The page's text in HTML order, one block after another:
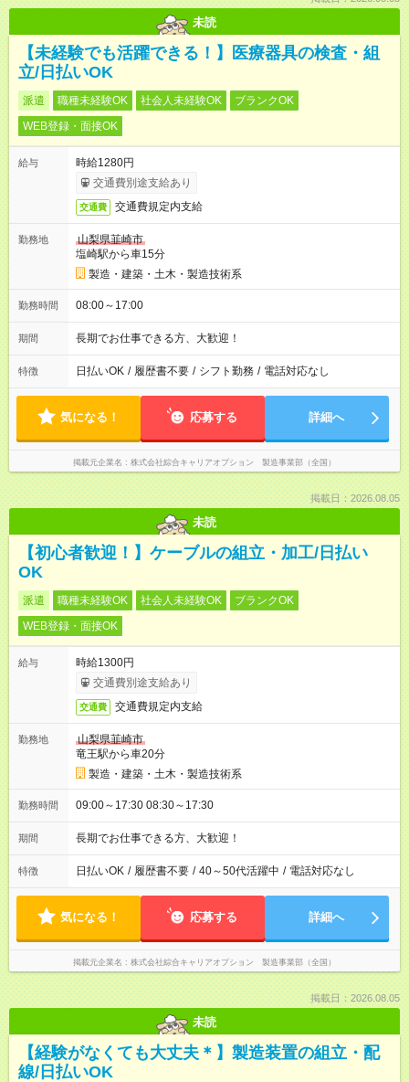
未読
【未経験でも活躍できる！】医療器具の検査・組
立/日払いOK
派遣 職種未経験OK 社会人未経験OK
ブランクOK
WEB登録・面接OK
給与
時給1280円
交通費別途支給あり
交通費 交通費規定内支給
勤務地
山梨県韮崎市
塩崎駅から車15分
製造・建築・土木・製造技術系
勤務時間 08:00～17:00
期間 長期でお仕事できる方、大歓迎！
特徴 日払いOK / 履歴書不要 / シフト勤務 / 電話対応なし
気になる！ 応募する 詳細へ
掲載元企業名 株式会社綜合キャリアオプション 製造事業部（全国）
掲載日：2026.08.05
未読
【初心者歓迎！】ケーブルの組立・加工/日払い
OK
派遣 職種未経験OK 社会人未経験OK
ブランクOK
WEB登録・面接OK
給与
時給1300円
交通費別途支給あり
交通費 交通費規定内支給
勤務地
山梨県韮崎市
竜王駅から車20分
製造・建築・土木・製造技術系
勤務時間 09:00～17:30 08:30～17:30
期間 長期でお仕事できる方、大歓迎！
特徴 日払いOK / 履歴書不要 / 40～50代活躍中 / 電話対応なし
気になる！ 応募する 詳細へ
掲載元企業名 株式会社綜合キャリアオプション 製造事業部（全国）
掲載日：2026.08.05
未読
【経験がなくても大丈夫＊】製造装置の組立・配
線/日払いOK